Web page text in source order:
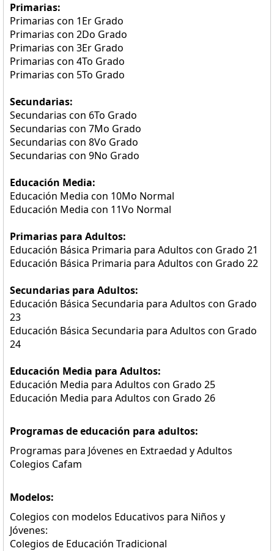
Primarias:
Primarias con 1Er Grado
Primarias con 2Do Grado
Primarias con 3Er Grado
Primarias con 4To Grado
Primarias con 5To Grado
Secundarias:
Secundarias con 6To Grado
Secundarias con 7Mo Grado
Secundarias con 8Vo Grado
Secundarias con 9No Grado
Educación Media:
Educación Media con 10Mo Normal
Educación Media con 11Vo Normal
Primarias para Adultos:
Educación Básica Primaria para Adultos con Grado 21
Educación Básica Primaria para Adultos con Grado 22
Secundarias para Adultos:
Educación Básica Secundaria para Adultos con Grado
23
Educación Básica Secundaria para Adultos con Grado
24
Educación Media para Adultos:
Educación Media para Adultos con Grado 25
Educación Media para Adultos con Grado 26
Programas de educación para adultos:
Programas para Jóvenes en Extraedad y Adultos
Colegios Cafam
Modelos:
Colegios con modelos Educativos para Niños y
Jóvenes:
Colegios de Educación Tradicional